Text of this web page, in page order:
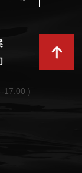
17:00 )